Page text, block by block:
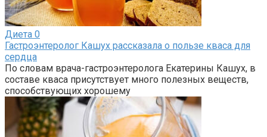
Диета 0
Гастроэнтеролог Кашух рассказала о пользе кваса для
сердца
По словам врача-гастроэнтеролога Екатерины Кашух, в
составе кваса присутствует много полезных веществ,
способствующих хорошему